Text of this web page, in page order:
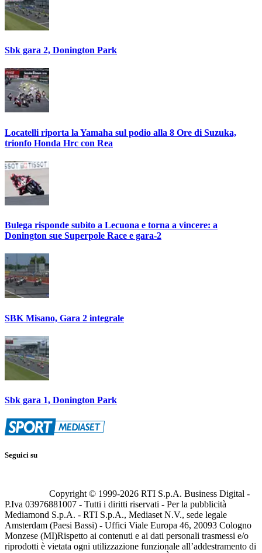
Sbk gara 2, Donington Park
Locatelli riporta la Yamaha sul podio alla 8 Ore di Suzuka,
trionfo Honda Hrc con Rea
Bulega risponde subito a Lecuona e torna a vincere: a
Donington sue Superpole Race e gara-2
SBK Misano, Gara 2 integrale
Sbk gara 1, Donington Park
Seguici su
Copyright © 1999-2026 RTI S.p.A. Business Digital -
P.Iva 03976881007 - Tutti i diritti riservati - Per la pubblicità
Mediamond S.p.A. - RTI S.p.A., Mediaset N.V., sede legale
Amsterdam (Paesi Bassi) - Uffici Viale Europa 46, 20093 Cologno
Monzese (MI)Rispetto ai contenuti e ai dati personali trasmessi e/o
riprodotti è vietata ogni utilizzazione funzionale all’addestramento di